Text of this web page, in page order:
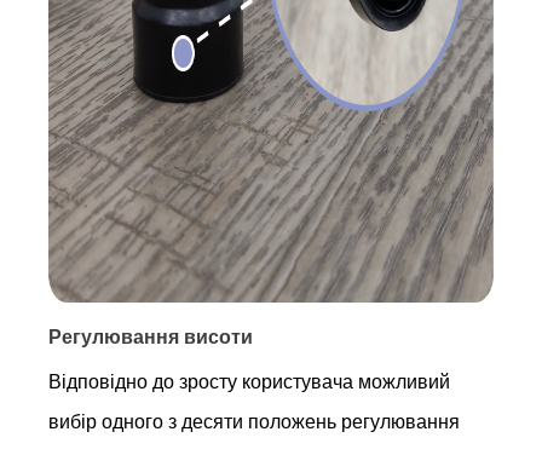
Регулювання висоти
Відповідно до зросту користувача можливий
вибір одного з десяти положень регулювання